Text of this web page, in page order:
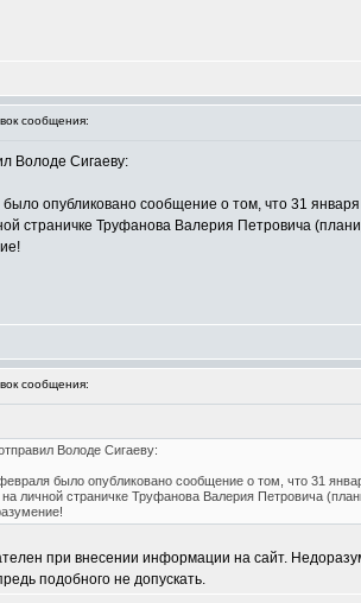
сообщения:
Володе Сигаеву:
было опубликовано сообщение о том, что 31
страничке Труфанова Валерия Петровича
сообщения:
Володе Сигаеву:
было опубликовано сообщение о том, что 31
личной страничке Труфанова Валерия Петровича
при внесении информации на сайт.
подобного не допускать.